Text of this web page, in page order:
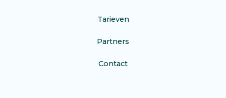
Tarieven
Partners
Contact